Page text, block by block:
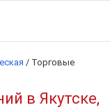
/ Торговые
в Якутске,